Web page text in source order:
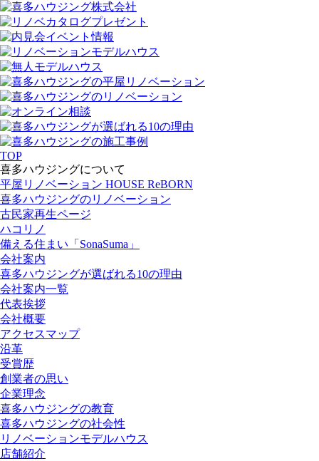
TOP
喜多ハウジングについて
平屋リノベーション HOUSE ReBORN
喜多ハウジングのリノベーション
古民家再生ページ
ハコリノ
備える住まい「SonaSuma」
会社案内
喜多ハウジングが選ばれる10の理由
会社案内一覧
代表挨拶
会社概要
アクセスマップ
沿革
受賞歴
創業者の思い
企業理念
喜多ハウジングの教育
喜多ハウジングの社会性
リノベーションモデルハウス
店舗紹介